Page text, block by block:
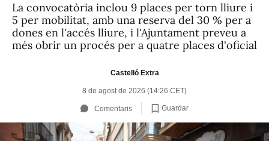
La convocatòria inclou 9 places per torn lliure i
5 per mobilitat, amb una reserva del 30 % per a
dones en l'accés lliure, i l'Ajuntament preveu a
més obrir un procés per a quatre places d'oficial
Castelló Extra
8 de agost de 2026 (14:26 CET)
Comentaris Guardar